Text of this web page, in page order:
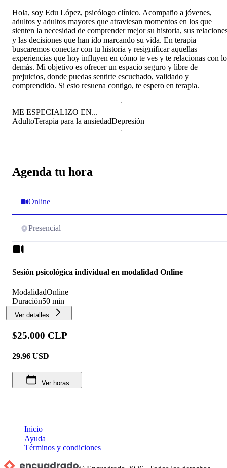
Agenda tu hora
Online
Presencial
Sesión psicológica individual en modalidad Online
ModalidadOnline
Duración50 min
Ver detalles
$25.000 CLP
29.96 USD
Ver horas
Hola, soy Edu López, psicólogo clínico. Acompaño a jóvenes,
adultos y adultos mayores que atraviesan momentos en los que
sienten la necesidad de comprender mejor su historia, sus
y las decisiones que han ido marcando su vida. En terapia
buscaremos conectar con tu historia y resignificar aquellas
experiencias que hoy influyen en cómo te ves y te relacionas con
demás. Mi objetivo es ofrecer un espacio seguro y libre de
prejuicios, donde puedas sentirte escuchado, validado y
comprendido. Si esto resuena contigo, te espero en terapia.
ME ESPECIALIZO EN...
AdultoTerapia para la ansiedadDepresión
Inicio
Ayuda
Términos y condiciones